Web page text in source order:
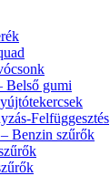
Belső gumi
Felfüggesztés
Benzin szűrők